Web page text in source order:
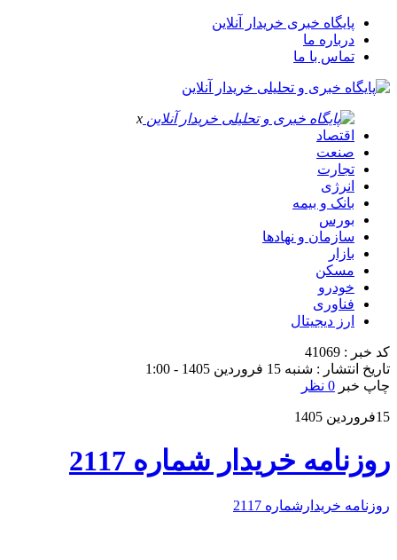
پایگاه خبری خریدار آنلاین
درباره ما
تماس با ما
x
اقتصاد
صنعت
تجارت
انرژی
بانک و بیمه
بورس
سازمان و نهادها
بازار
مسکن
خودرو
فناوری
ارز دیجیتال
کد خبر : 41069
تاریخ انتشار : شنبه 15 فروردین 1405 - 1:00
چاپ خبر 0 نظر
15فروردین 1405
روزنامه خریدار شماره 2117
روزنامه خریدارشماره 2117